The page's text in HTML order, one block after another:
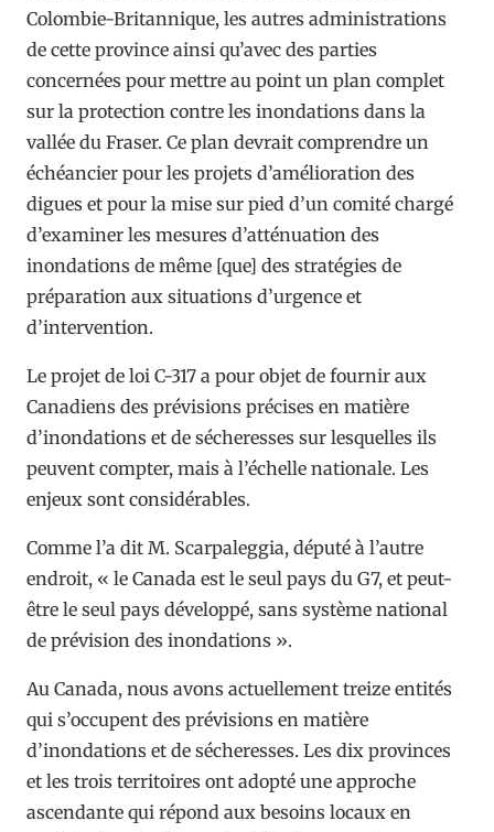
Colombie-Britannique, les autres administrations
de cette province ainsi qu’avec des parties
concernées pour mettre au point un plan complet
sur la protection contre les inondations dans la
vallée du Fraser. Ce plan devrait comprendre un
échéancier pour les projets d’amélioration des
digues et pour la mise sur pied d’un comité chargé
d’examiner les mesures d’atténuation des
inondations de même [que] des stratégies de
préparation aux situations d’urgence et
d’intervention.
Le projet de loi C-317 a pour objet de fournir aux
Canadiens des prévisions précises en matière
d’inondations et de sécheresses sur lesquelles ils
peuvent compter, mais à l’échelle nationale. Les
enjeux sont considérables.
Comme l’a dit M. Scarpaleggia, député à l’autre
endroit, « le Canada est le seul pays du G7, et peut-
être le seul pays développé, sans système national
de prévision des inondations ».
Au Canada, nous avons actuellement treize entités
qui s’occupent des prévisions en matière
d’inondations et de sécheresses. Les dix provinces
et les trois territoires ont adopté une approche
ascendante qui répond aux besoins locaux en